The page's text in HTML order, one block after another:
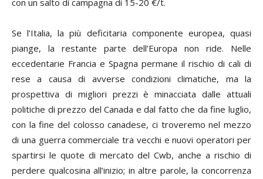
Se l’Italia, la più deficitaria componente europea, quasi
piange, la restante parte dell’Europa non ride. Nelle
eccedentarie Francia e Spagna permane il rischio di cali di
rese a causa di avverse condizioni climatiche, ma la
prospettiva di migliori prezzi è minacciata dalle attuali
politiche di prezzo del Canada e dal fatto che da fine luglio,
con la fine del colosso canadese, ci troveremo nel mezzo
di una guerra commerciale tra vecchi e nuovi operatori per
spartirsi le quote di mercato del Cwb, anche a rischio di
perdere qualcosina all’inizio; in altre parole, la concorrenza